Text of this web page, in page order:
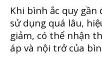
Khi bình ắc quy gần
sử dụng quá lâu,
giảm, có thể nhận
áp và nội trở của